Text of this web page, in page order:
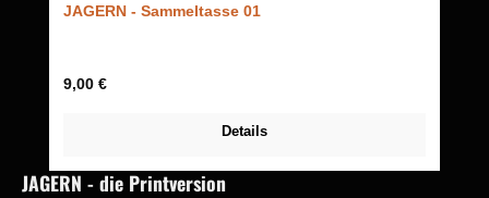
JAGERN - Sammeltasse 01
Regulärer Preis:
9,00 €
Details
JAGERN - die Printversion